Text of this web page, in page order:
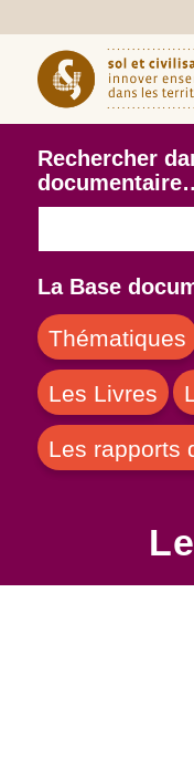
Rechercher
La Base
Thématiques
Les Livres
Les rapports